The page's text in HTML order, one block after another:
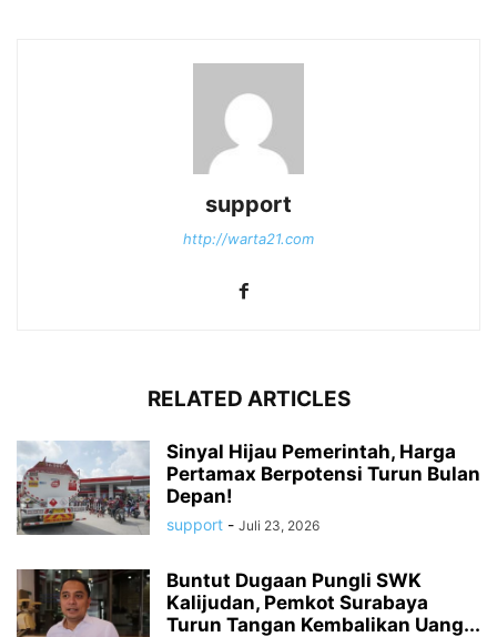
support
http://warta21.com
RELATED ARTICLES
Sinyal Hijau Pemerintah, Harga
Pertamax Berpotensi Turun Bulan
Depan!
support - Juli 23, 2026
Buntut Dugaan Pungli SWK
Kalijudan, Pemkot Surabaya
Turun Tangan Kembalikan Uang...